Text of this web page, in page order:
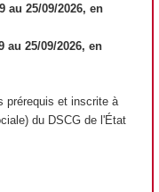
au 25/09/2026, en
au 25/09/2026, en
prérequis et inscrite à
du DSCG de l'État